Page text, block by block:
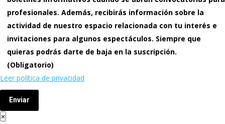
profesionales. Además, recibirás información sobre la
actividad de nuestro espacio relacionada con tu interés e
invitaciones para algunos espectáculos. Siempre que
quieras podrás darte de baja en la suscripción.
(Obligatorio)
Leer política de privacidad
Enviar
×